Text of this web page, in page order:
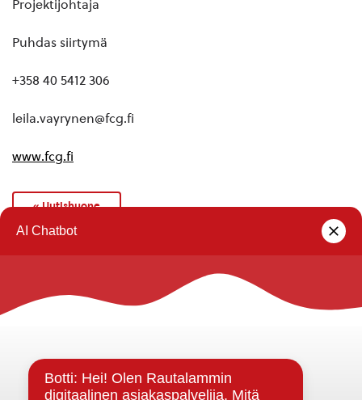
Projektijohtaja
Puhdas siirtymä
+358 40 5412 306
leila.vayrynen@fcg.fi
www.fcg.fi
« Uutishuone
Rautalammin kunta
Strategiat, ohjelmat, ohjeet, suunnitelmat, säännöt ja
sopimukset